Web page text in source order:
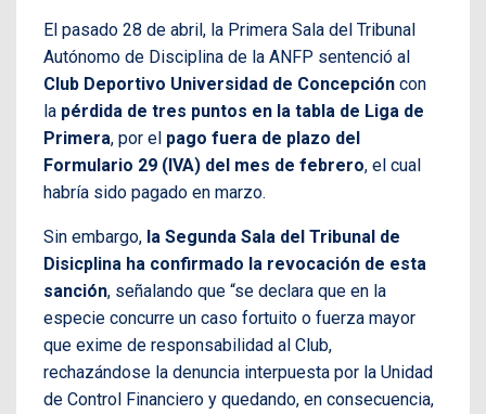
El pasado 28 de abril, la Primera Sala del Tribunal
Autónomo de Disciplina de la ANFP sentenció al
Club Deportivo Universidad de Concepción con
la pérdida de tres puntos en la tabla de Liga de
Primera, por el pago fuera de plazo del
Formulario 29 (IVA) del mes de febrero, el cual
habría sido pagado en marzo.
Sin embargo, la Segunda Sala del Tribunal de
Disicplina ha confirmado la revocación de esta
sanción, señalando que “se declara que en la
especie concurre un caso fortuito o fuerza mayor
que exime de responsabilidad al Club,
rechazándose la denuncia interpuesta por la Unidad
de Control Financiero y quedando, en consecuencia,